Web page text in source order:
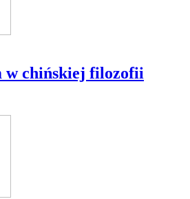
w chińskiej filozofii